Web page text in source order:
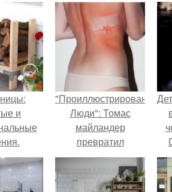
и
"Проиллюстрированные
Люди": Томас
майландер
превратил
солнечные ожоги в
арт - объект.